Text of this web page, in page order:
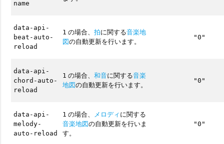
name
data-api-
beat-auto-
reload
1 の場合、拍に関する音楽地
図の自動更新を行います。
"0"
data-api-
chord-auto-
reload
1 の場合、和音に関する音楽
地図の自動更新を行います。
"0"
data-api-
melody-
auto-reload
1 の場合、 メロディに関する
音楽地図の自動更新を行いま
す。
"0"